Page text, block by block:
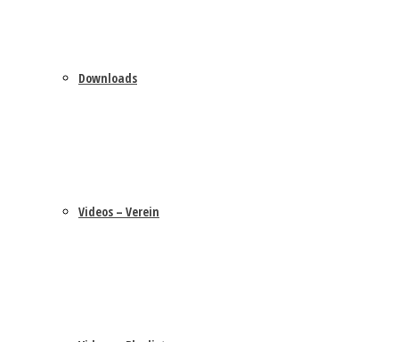
Downloads
Videos – Verein